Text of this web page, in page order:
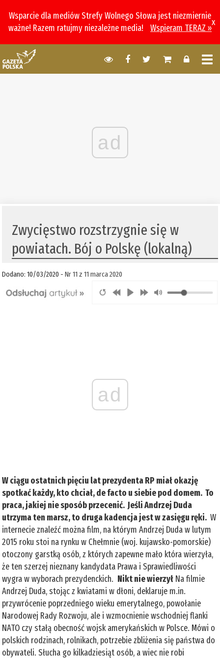
Wsparcie dla mediów Strefy Wolnego Słowa jest niezmiernie
ważne! Razem ratujmy niezależne media!
Wspieram TERAZ »
x
ad
Zwycięstwo rozstrzygnie się w
powiatach. Bój o Polskę (lokalną)
Dodano: 10/03/2020 -Nr 11 z 11 marca 2020
ad
W ciągu ostatnich pięciu lat prezydenta RP miał okazję
spotkać każdy, kto chciał, de facto u siebie pod domem. To
praca, jakiej nie sposób przecenić. Jeśli Andrzej Duda
utrzyma ten marsz, to druga kadencja jest w zasięgu ręki. W
internecie znaleźć można film, na którym Andrzej Duda w lutym
2015 roku stoi na rynku w Chełmnie (woj. kujawsko-pomorskie)
otoczony garstką osób, z których zapewne mało która wierzyła,
że ten szerzej nieznany kandydata Prawa i Sprawiedliwości
wygra w wyborach prezydenckich. Nikt nie wierzył Na filmie
Andrzej Duda, stojąc z kwiatami w dłoni, deklaruje m.in.
przywrócenie poprzedniego wieku emerytalnego, powołanie
Narodowej Rady Rozwoju, ale i wzmocnienie wschodniej flanki
NATO czy stałą obecność wojsk amerykańskich w Polsce. Mówi o
polskich rodzinach, rolnikach, potrzebie zbliżenia się państwa do
obywateli. Słucha go kilkadziesiąt osób, a wiec nie robi